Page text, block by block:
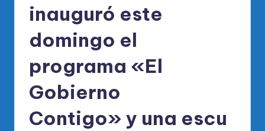
inauguró este
domingo el
programa «El
Gobierno
Contigo» y una escu